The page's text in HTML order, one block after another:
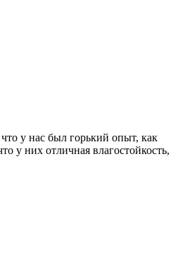
у нас был горький опыт, как
у них отличная влагостойкость,